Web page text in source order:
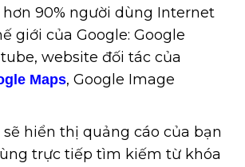
90% người dùng Internet
giới của Google: Google
website đối tác của
Maps, Google Image
sẽ hiển thị quảng cáo của bạn
trực tiếp tìm kiếm từ khóa